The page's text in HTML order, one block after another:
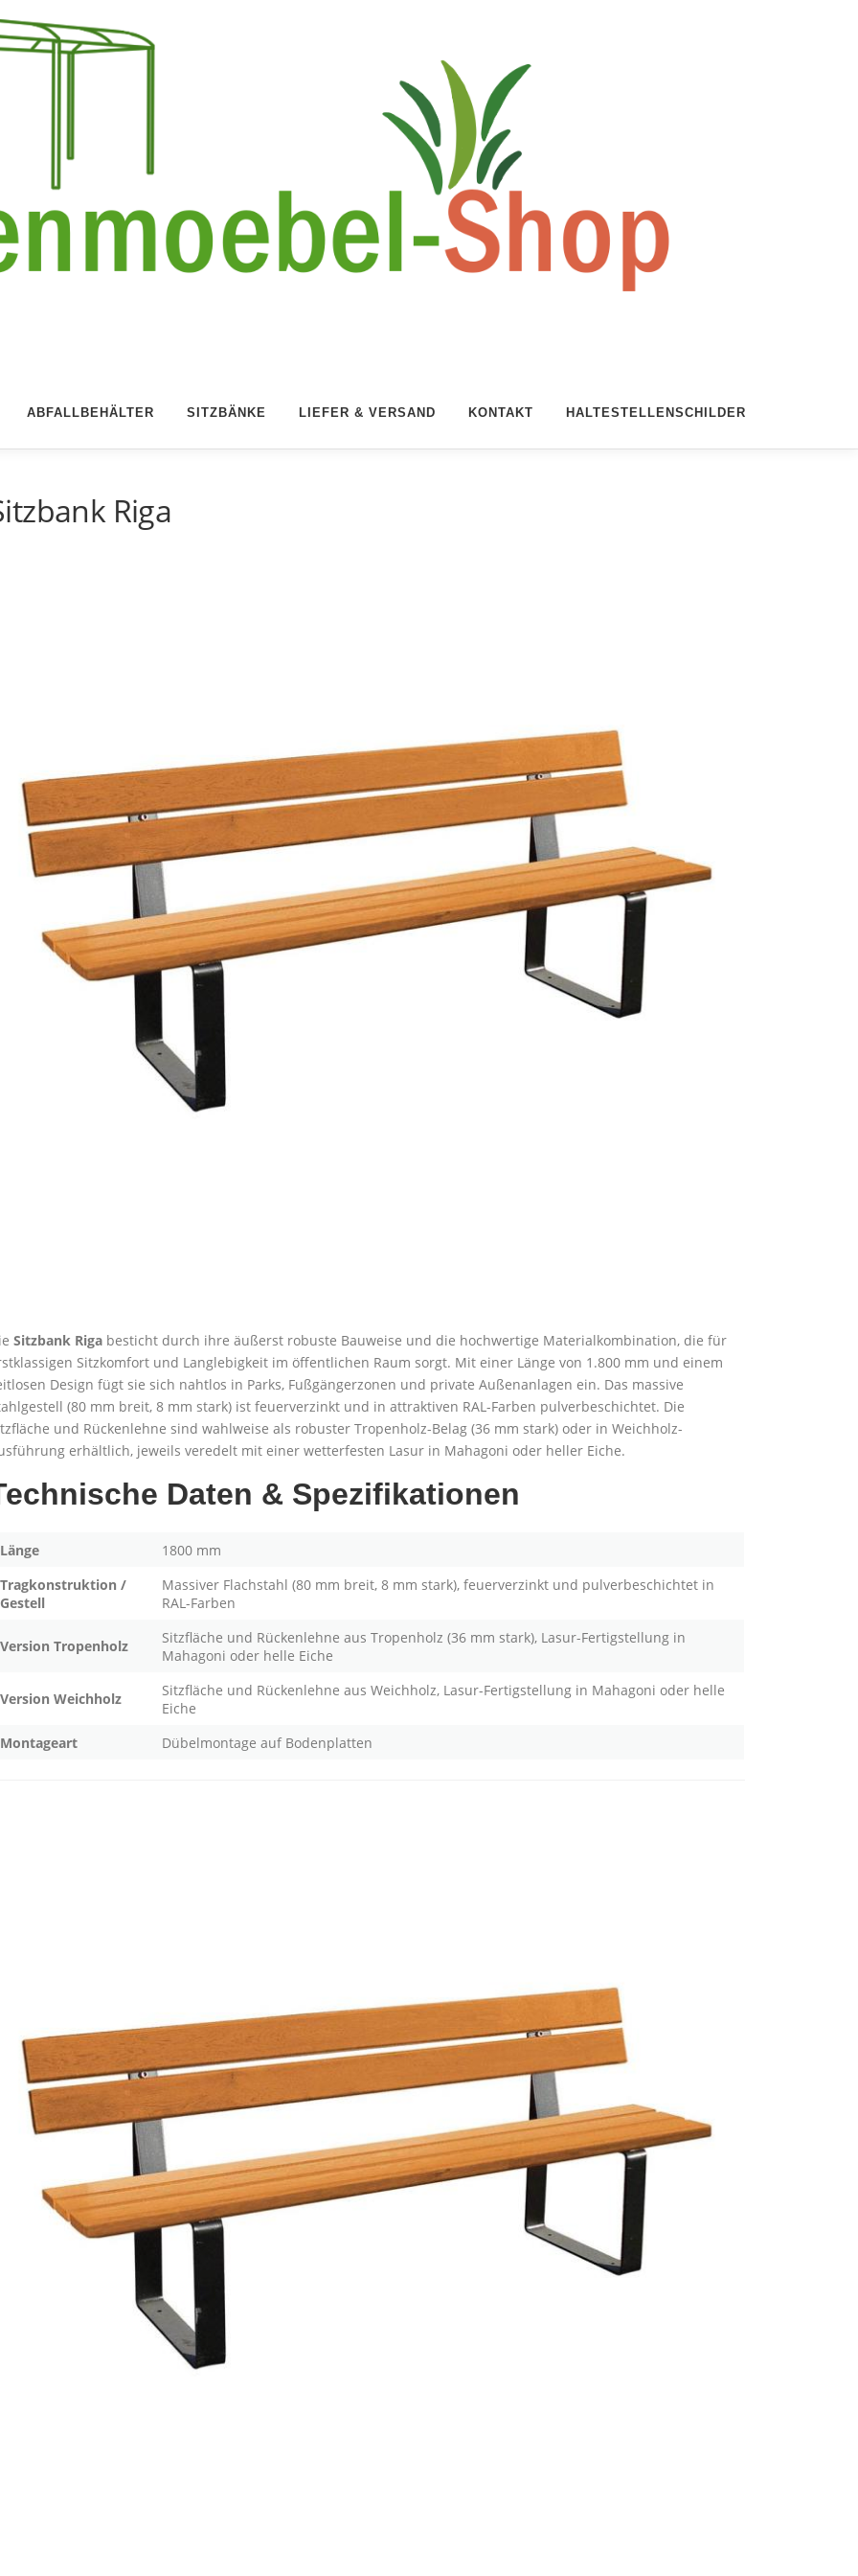
ABFALLBEHÄLTER SITZBÄNKE LIEFER & VERSAND KONTAKT HALTESTELLENSCHILDER
Riga
Sitzbank Riga besticht durch ihre äußerst robuste Bauweise und die hochwertige Materialkombination, die für
Sitzkomfort und Langlebigkeit im öffentlichen Raum sorgt. Mit einer Länge von 1.800 mm und einem
Design fügt sie sich nahtlos in Parks, Fußgängerzonen und private Außenanlagen ein. Das massive
(80 mm breit, 8 mm stark) ist feuerverzinkt und in attraktiven RAL-Farben pulverbeschichtet. Die
und Rückenlehne sind wahlweise als robuster Tropenholz-Belag (36 mm stark) oder in Weichholz-
erhältlich, jeweils veredelt mit einer wetterfesten Lasur in Mahagoni oder heller Eiche.
Daten & Spezifikationen
Länge
1800 mm
Tragkonstruktion /
Gestell
Massiver Flachstahl (80 mm breit, 8 mm stark), feuerverzinkt und pulverbeschichtet in
RAL-Farben
Version Tropenholz
Sitzfläche und Rückenlehne aus Tropenholz (36 mm stark), Lasur-Fertigstellung in
Mahagoni oder helle Eiche
Version Weichholz
Sitzfläche und Rückenlehne aus Weichholz, Lasur-Fertigstellung in Mahagoni oder helle
Eiche
Montageart
Dübelmontage auf Bodenplatten